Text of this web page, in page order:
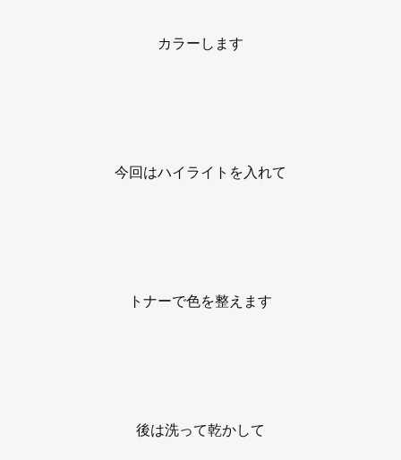
カラーします
今回はハイライトを入れて
トナーで色を整えます
後は洗って乾かして